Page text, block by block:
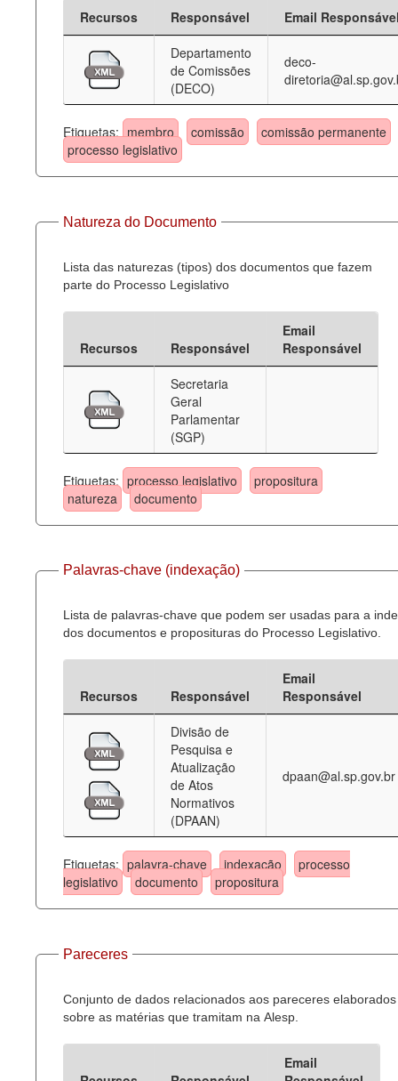
Recursos Responsável
Email
Departamento
de Comissões
(DECO)
deco-
Etiquetas: membro comissão
comissão permanente
processo legislativo
Natureza do Documento
Lista das naturezas (tipos) dos documentos que fazem
parte do Processo Legislativo
Recursos Responsável
Email
Responsável
Secretaria
Geral
Parlamentar
(SGP)
Etiquetas: processo legislativo
propositura
natureza
documento
Palavras-chave (indexação)
Lista de palavras-chave que podem ser usadas para a
dos documentos e proposituras do Processo Legislativo.
Recursos Responsável
Email
Responsável
Divisão de
Pesquisa e
Atualização
de Atos
Normativos
(DPAAN)
dpaan@al.sp.gov.br
Etiquetas: palavra-chave indexação
processo
legislativo
documento propositura
Pareceres
Conjunto de dados relacionados aos pareceres elaborados
sobre as matérias que tramitam na Alesp.
Email